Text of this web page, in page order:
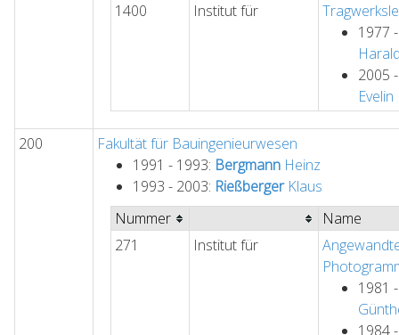
1400
Institut für
1977
2005
Evelin
200
Fakultät für Bauingenieurwesen
1991 - 1993: Bergmann Heinz
1993 - 2003: RießbergerKlaus
Nummer
Name
271
Institut für
1981
1984